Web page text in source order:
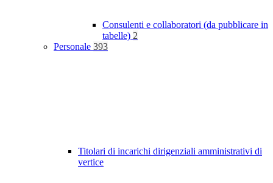
Consulenti e collaboratori (da pubblicare in
tabelle) 2
Personale 393
Titolari di incarichi dirigenziali amministrativi di
vertice